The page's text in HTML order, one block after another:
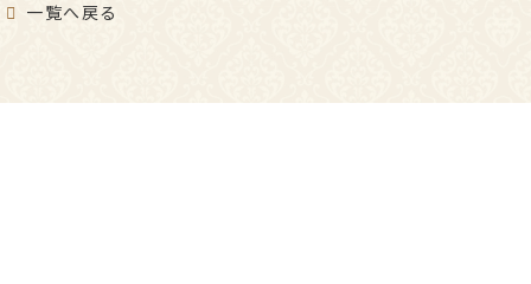
一覧へ戻る